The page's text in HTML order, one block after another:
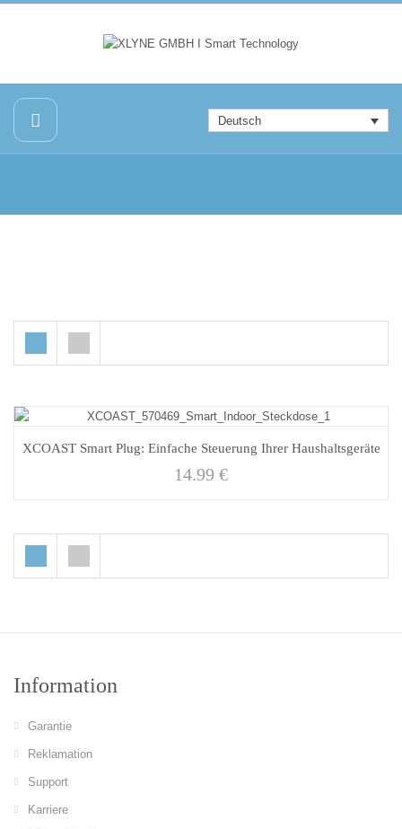
Deutsch
XCOAST Smart Plug: Einfache Steuerung Ihrer Haushaltsgeräte
14.99 €
Information
Garantie
Reklamation
Support
Karriere